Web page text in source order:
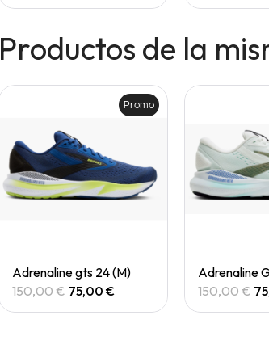
Productos de la
Quick View
Promo
Adrenaline gts 24 (M)
150,00 € 75,00 €
Adrenaline
150,00 €